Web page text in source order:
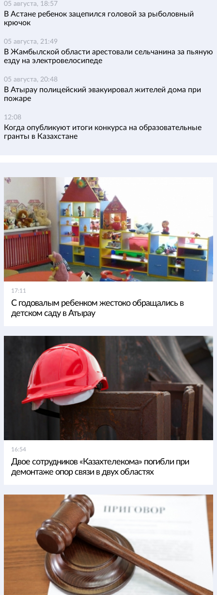
05 августа, 18:57
В Астане ребенок зацепился головой за рыболовный
крючок
05 августа, 21:49
В Жамбылской области арестовали сельчанина за пьяную
езду на электровелосипеде
05 августа, 20:48
В Атырау полицейский эвакуировал жителей дома при
пожаре
12:08
Когда опубликуют итоги конкурса на образовательные
гранты в Казахстане
17:11
С годовалым ребенком жестоко обращались в
детском саду в Атырау
16:54
Двое сотрудников «Казахтелекома» погибли при
демонтаже опор связи в двух областях